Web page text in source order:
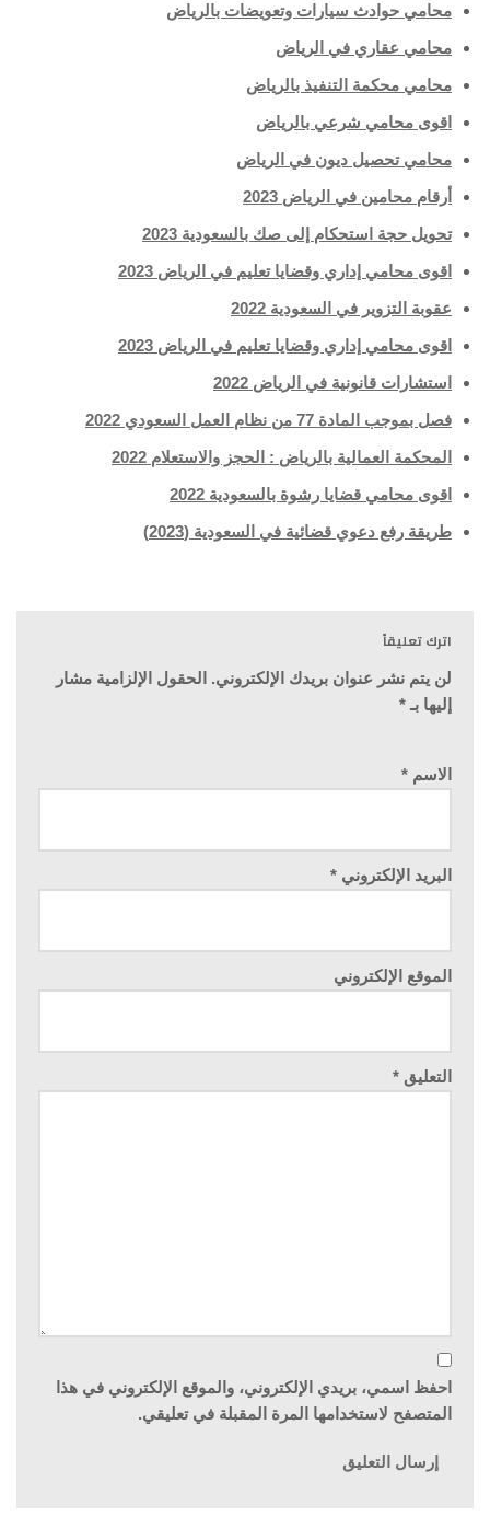
محامي حوادث سيارات وتعويضات بالرياض
محامي عقاري في الرياض
محامي محكمة التنفيذ بالرياض
اقوى محامي شرعي بالرياض
محامي تحصيل ديون في الرياض
أرقام محامين في الرياض 2023
تحويل حجة استحكام إلى صك بالسعودية 2023
اقوى محامي إداري وقضايا تعليم في الرياض 2023
عقوبة التزوير في السعودية 2022
اقوى محامي إداري وقضايا تعليم في الرياض 2023
استشارات قانونية في الرياض 2022
فصل بموجب المادة 77 من نظام العمل السعودي 2022
المحكمة العمالية بالرياض : الحجز والاستعلام 2022
اقوى محامي قضايا رشوة بالسعودية 2022
طريقة رفع دعوي قضائية في السعودية (2023)
اترك تعليقاً
لن يتم نشر عنوان بريدك الإلكتروني. الحقول الإلزامية مشار
إليها بـ *
الاسم *
البريد الإلكتروني *
الموقع الإلكتروني
التعليق *
احفظ اسمي، بريدي الإلكتروني، والموقع الإلكتروني في هذا
المتصفح لاستخدامها المرة المقبلة في تعليقي.